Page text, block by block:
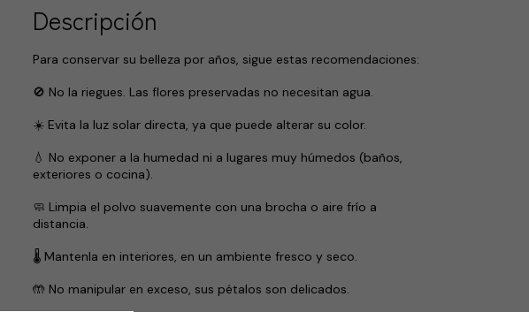
Descripción
Para conservar su belleza por años, sigue estas recomendaciones:
🚫 No la riegues. Las flores preservadas no necesitan agua.
☀️ Evita la luz solar directa, ya que puede alterar su color.
💧 No exponer a la humedad ni a lugares muy húmedos (baños,
exteriores o cocina).
🧼 Limpia el polvo suavemente con una brocha o aire frío a
distancia.
🌡️ Mantenla en interiores, en un ambiente fresco y seco.
🤲 No manipular en exceso, sus pétalos son delicados.